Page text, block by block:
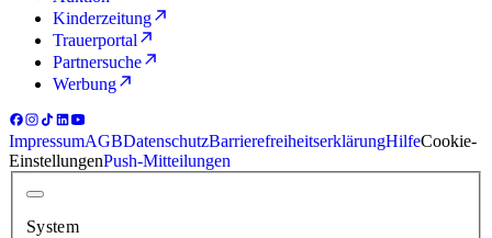
Kinderzeitung
Trauerportal
Partnersuche
Werbung
ImpressumAGBDatenschutzBarrierefreiheitserklärungHilfeCookie-
EinstellungenPush-Mitteilungen
System